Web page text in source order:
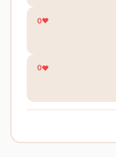
0
0